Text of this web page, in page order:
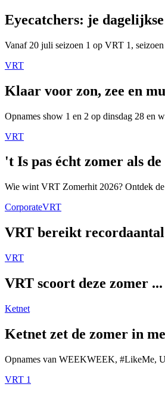
Eyecatchers: je
Vanaf 20 juli seizoen 1 op VRT 1,
VRT
Klaar voor zon, zee en
Opnames show 1 en 2 op dinsdag 28 en
VRT
't Is pas écht zomer als
Wie wint VRT Zomerhit 2026? Ontdek
CorporateVRT
VRT bereikt
VRT
VRT scoort deze zomer
Ketnet
Ketnet zet de zomer in
Opnames van WEEKWEEK, #LikeMe,
VRT 1